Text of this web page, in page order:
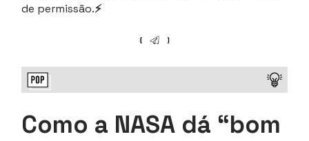
de permissão.⚡
Como a NASA dá “bom